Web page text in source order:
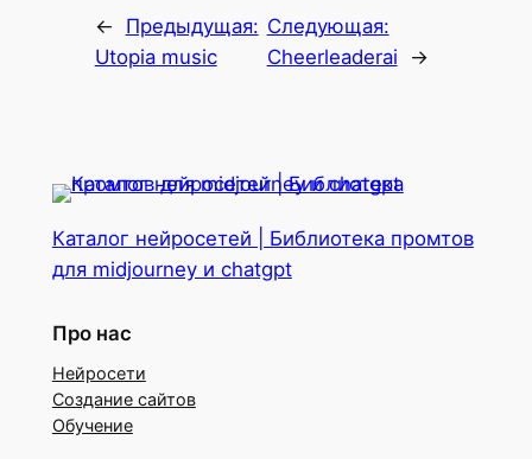
←
Предыдущая:
Utopia music
Следующая:
Cheerleaderai
→
Каталог нейросетей | Библиотека промтов
для midjourney и chatgpt
Про нас
Нейросети
Создание сайтов
Обучение